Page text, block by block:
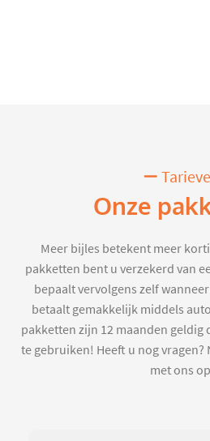
Onze
Meer bijles betekent meer
pakketten bent u verzekerd van
bepaalt vervolgens zelf
betaalt gemakkelijk middels
pakketten zijn 12 maanden geldig
te gebruiken! Heeft u nog vragen?
met ons